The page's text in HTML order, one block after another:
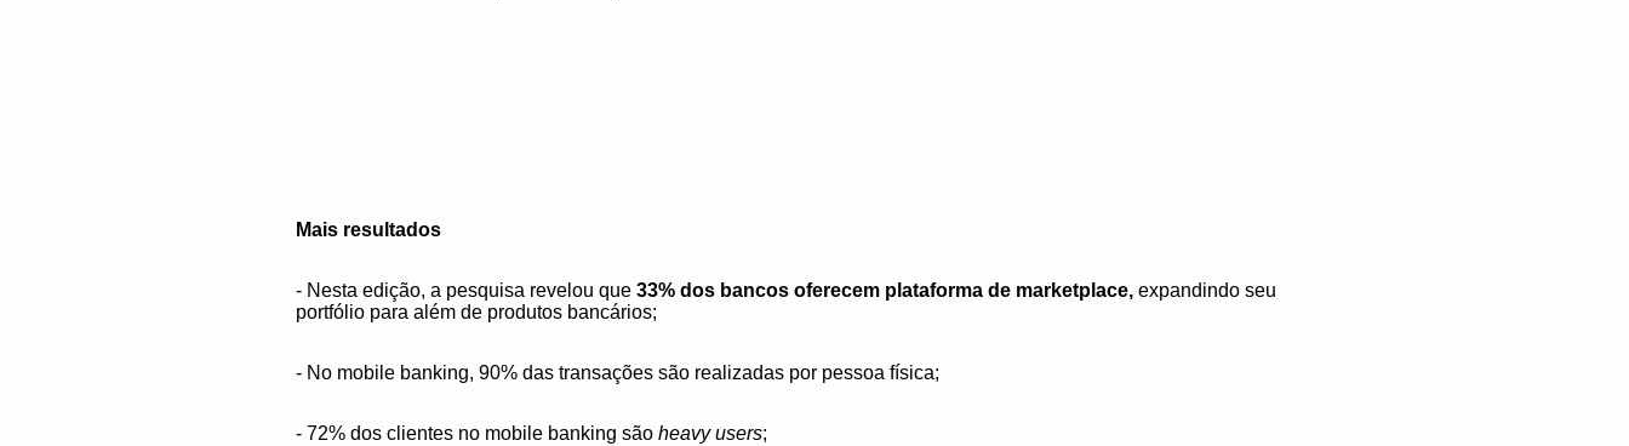
Mais resultados
- Nesta edição, a pesquisa revelou que 33% dos bancos oferecem plataforma de marketplace, expandindo seu
portfólio para além de produtos bancários;
- No mobile banking, 90% das transações são realizadas por pessoa física;
- 72% dos clientes no mobile banking são heavy users;